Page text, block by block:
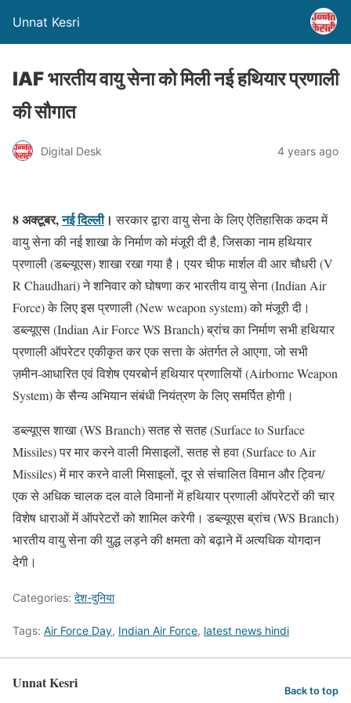
Unnat Kesri
IAF भारतीय वायु सेना को मिली नई हथियार प्रणाली
की सौगात
Digital Desk 4 years ago
8 अक्टूबर,नई दिल्ली। सरकार द्वारा वायु सेना के लिए ऐतिहासिक कदम में
वायु सेना की नई शाखा के निर्माण को मंजूरी दी है, जिसका नाम हथियार
प्रणाली (डब्ल्यूएस) शाखा रखा गया है। एयर चीफ मार्शल वी आर चौधरी (V
R Chaudhari) ने शनिवार को घोषणा कर भारतीय वायु सेना (Indian Air
Force) के लिए इस प्रणाली (New weapon system) को मंजूरी दी।
डब्ल्यूएस (Indian Air Force WS Branch) ब्रांच का निर्माण सभी हथियार
प्रणाली ऑपरेटर एकीकृत कर एक सत्ता के अंतर्गत ले आएगा, जो सभी
ज़मीन-आधारित एवं विशेष एयरबोर्न हथियार प्रणालियों (Airborne Weapon
System) के सैन्य अभियान संबंधी नियंत्रण के लिए समर्पित होगी।
डब्ल्यूएस शाखा (WS Branch) सतह से सतह (Surface to Surface
Missiles) पर मार करने वाली मिसाइलों, सतह से हवा (Surface to Air
Missiles) में मार करने वाली मिसाइलों, दूर से संचालित विमान और ट्विन/
एक से अधिक चालक दल वाले विमानों में हथियार प्रणाली ऑपरेटरों की चार
विशेष धाराओं में ऑपरेटरों को शामिल करेगी। डब्ल्यूएस ब्रांच (WS Branch)
भारतीय वायु सेना की युद्ध लड़ने की क्षमता को बढ़ाने में अत्यधिक योगदान
देगी।
Categories: देश-दुनिया
Tags: Air Force Day, Indian Air Force, latest news hindi
Unnat Kesri Back to top